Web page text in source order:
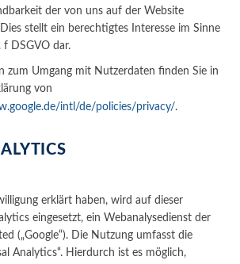
der von uns auf der Website
stellt ein berechtigtes Interesse im Sinne
DSGVO dar.
zum Umgang mit Nutzerdaten finden Sie in
von
intl/de/policies/privacy/.
erklärt haben, wird auf dieser
eingesetzt, ein Webanalysedienst der
(„Google“). Die Nutzung umfasst die
Analytics“. Hierdurch ist es möglich,